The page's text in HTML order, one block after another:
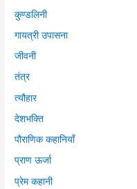
कुण्डलिनी
गायत्री उपासना
जीवनी
तंत्र
त्यौहार
देशभक्ति
पौराणिक कहानियाँ
प्राण ऊर्जा
प्रेम कहानी